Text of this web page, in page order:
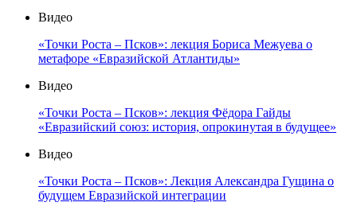
Видео
«Точки Роста – Псков»: лекция Бориса Межуева о
метафоре «Евразийской Атлантиды»
Видео
«Точки Роста – Псков»: лекция Фёдора Гайды
«Евразийский союз: история, опрокинутая в будущее»
Видео
«Точки Роста – Псков»: Лекция Александра Гущина о
будущем Евразийской интеграции